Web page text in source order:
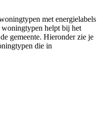
met energielabels
woningtypen helpt bij het
gemeente. Hieronder zie je
die in